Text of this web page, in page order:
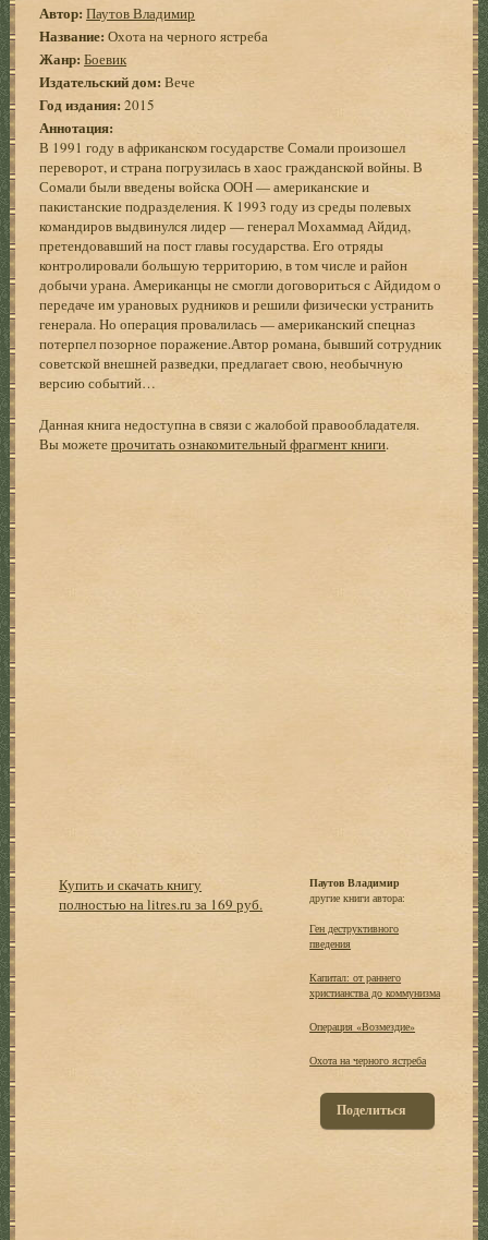
Автор: Паутов Владимир
Название: Охота на черного ястреба
Жанр: Боевик
Издательский дом: Вече
Год издания: 2015
Аннотация:
В 1991 году в африканском государстве Сомали произошел
переворот, и страна погрузилась в хаос гражданской войны. В
Сомали были введены войска ООН — американские и
пакистанские подразделения. К 1993 году из среды полевых
командиров выдвинулся лидер — генерал Мохаммад Айдид,
претендовавший на пост главы государства. Его отряды
контролировали большую территорию, в том числе и район
добычи урана. Американцы не смогли договориться с Айдидом о
передаче им урановых рудников и решили физически устранить
генерала. Но операция провалилась — американский спецназ
потерпел позорное поражение.Автор романа, бывший сотрудник
советской внешней разведки, предлагает свою, необычную
версию событий…
Данная книга недоступна в связи с жалобой правообладателя.
Вы можетепрочитать ознакомительный фрагмент книги.
Купить и скачать книгу
полностью на litres.ru за 169 руб.
Паутов Владимир
другие книги автора:
Ген деструктивного
пведения
Капитал: от раннего
христианства до коммунизма
Операция «Возмездие»
Охота на черного ястреба
Поделиться